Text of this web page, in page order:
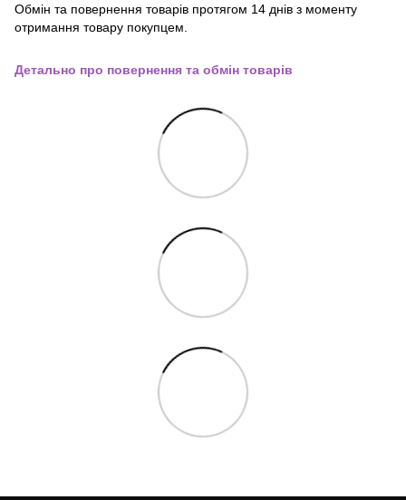
Обмін та повернення товарів протягом 14 днів з моменту
отримання товару покупцем.
Детально про повернення та обмін товарів